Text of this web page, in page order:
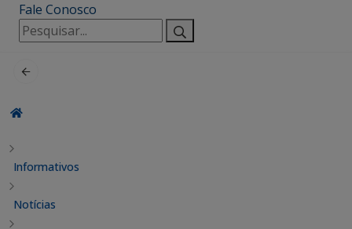
Fale Conosco
Pesquisar
por:
Informativos
Notícias